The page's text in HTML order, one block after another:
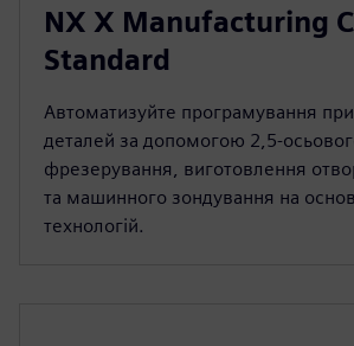
NX X Manufacturing
Standard
Автоматизуйте програмування
деталей за допомогою 2,5-
фрезерування, виготовлення
та машинного зондування на
технологій.